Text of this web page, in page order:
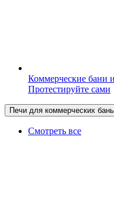
Коммерческие бани
Протестируйте сами
Печи для коммерческих
Смотреть все